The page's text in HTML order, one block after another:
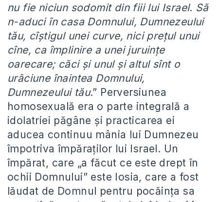
nu fie niciun sodomit din fiii lui Israel. Să
n-aduci în casa Domnului, Dumnezeului
tău, cîştigul unei curve, nici preţul unui
cîne, ca împlinire a unei juruinţe
oarecare; căci şi unul şi altul sînt o
urâciune înaintea Domnului,
Dumnezeului tău.” Perversiunea
homosexuală era o parte integrală a
idolatriei păgâne și practicarea ei
aducea continuu mânia lui Dumnezeu
împotriva împăraților lui Israel. Un
împărat, care „a făcut ce este drept în
ochii Domnului” este Iosia, care a fost
lăudat de Domnul pentru pocăința sa